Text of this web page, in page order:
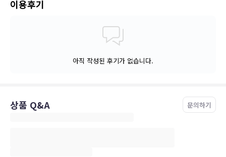
이용후기
아직 작성된 후기가 없습니다.
상품 Q&A 문의하기